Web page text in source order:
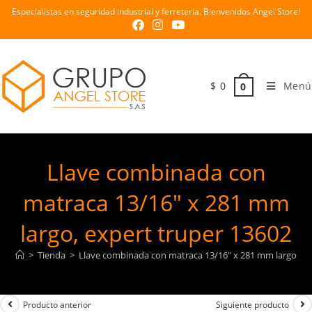
Especialistas en seguridad industrial y ferreteria. Bienvenidos Angel Store!
$ 0 0 Menú
Llave combinada con
matraca 13/16″ x 281 mm
largo, expert truper 13602
> Tienda > Llave combinada con matraca 13/16″ x 281 mm largo,
Producto anterior Siguiente producto